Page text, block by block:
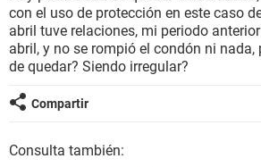
SEXUALIDAD
GLOSARIO
con el uso de protección en este caso
abril tuve relaciones, mi periodo
abril, y no se rompió el condón ni
de quedar? Siendo irregular?
Compartir
Consulta también: